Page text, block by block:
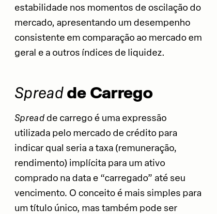
estabilidade nos momentos de oscilação do
mercado, apresentando um desempenho
consistente em comparação ao mercado em
geral e a outros índices de liquidez.
Spreadde Carrego
Spreadde carrego é uma expressão
utilizada pelo mercado de crédito para
indicar qual seria a taxa (remuneração,
rendimento) implícita para um ativo
comprado na data e “carregado” até seu
vencimento. O conceito é mais simples para
um título único, mas também pode ser